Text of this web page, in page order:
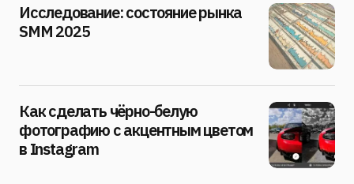
Исследование: состояние рынка
SMM 2025
Как сделать чёрно-белую
фотографию с акцентным цветом
в Instagram